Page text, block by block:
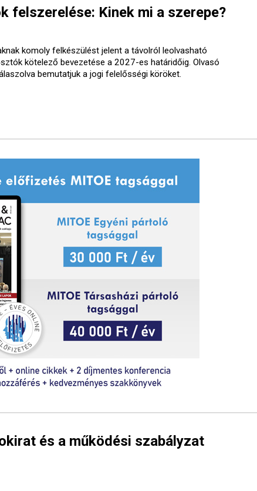
felszerelése: Kinek mi a szerepe?
komoly felkészülést jelent a távolról leolvasható
kötelező bevezetése a 2027-es határidőig. Olvasó
bemutatjuk a jogi felelősségi köröket.
és a működési szabályzat